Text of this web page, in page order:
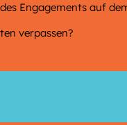
Engagements auf
verpassen?